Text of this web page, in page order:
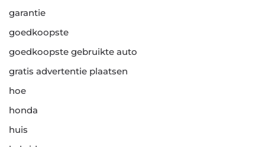
garantie
goedkoopste
goedkoopste gebruikte auto
gratis advertentie plaatsen
hoe
honda
huis